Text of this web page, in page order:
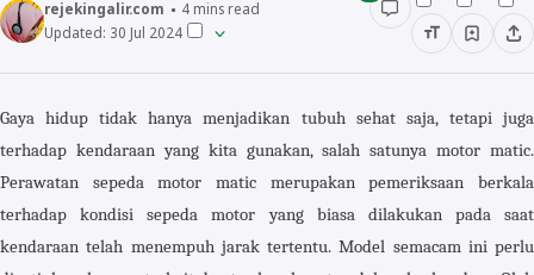
rejekingalir.com 4mins read
Updated: 30 Jul 2024
Gaya hidup tidak hanya menjadikan tubuh sehat saja, tetapi juga
terhadap kendaraan yang kita gunakan, salah satunya motor matic.
Perawatan sepeda motor matic merupakan pemeriksaan berkala
terhadap kondisi sepeda motor yang biasa dilakukan pada saat
kendaraan telah menempuh jarak tertentu. Model semacam ini perlu